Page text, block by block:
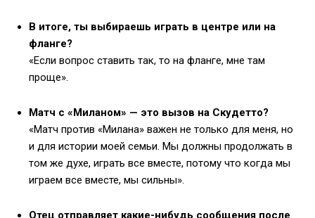
В итоге, ты выбираешь играть в центре или на
фланге?
«Если вопрос ставить так, то на фланге, мне там
проще».
Матч с «Миланом» — это вызов на Скудетто?
«Матч против «Милана» важен не только для меня, но
и для истории моей семьи. Мы должны продолжать в
том же духе, играть все вместе, потому что когда мы
играем все вместе, мы сильны».
Отец отправляет какие-нибудь сообщения после